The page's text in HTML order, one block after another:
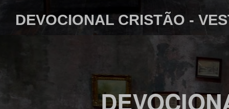
DEVOCIONAL CRISTÃO -